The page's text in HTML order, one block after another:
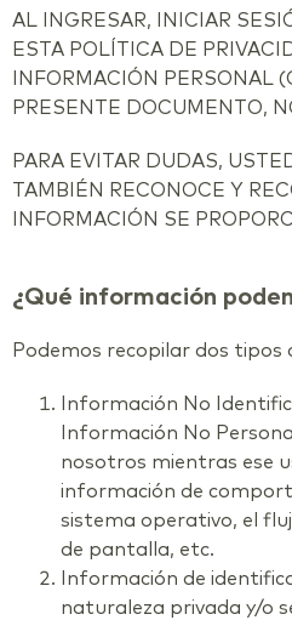
AL INGRESAR, INICIAR
ESTA POLÍTICA DE
INFORMACIÓN PERSONAL
PRESENTE DOCUMENTO,
PARA EVITAR DUDAS,
TAMBIÉN RECONOCE Y
INFORMACIÓN SE
¿Qué información
Podemos recopilar dos
Información No
Información No
nosotros mientras ese
información de
sistema operativo, el
de pantalla, etc.
Información de
naturaleza privada y/o